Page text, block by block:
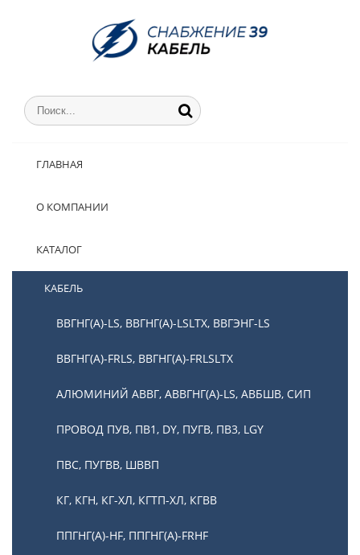
ГЛАВНАЯ
О КОМПАНИИ
КАТАЛОГ
КАБЕЛЬ
ВВГНГ(А)-LS, ВВГНГ(А)-LSLTX, ВВГЭНГ-LS
ВВГНГ(А)-FRLS, ВВГНГ(А)-FRLSLTX
АЛЮМИНИЙ АВВГ, АВВГНГ(А)-LS, АВБШВ, СИП
ПРОВОД ПУВ, ПВ1, DY, ПУГВ, ПВ3, LGY
ПВС, ПУГВВ, ШВВП
КГ, КГН, КГ-ХЛ, КГТП-ХЛ, КГВВ
ППГНГ(А)-HF, ППГНГ(А)-FRHF